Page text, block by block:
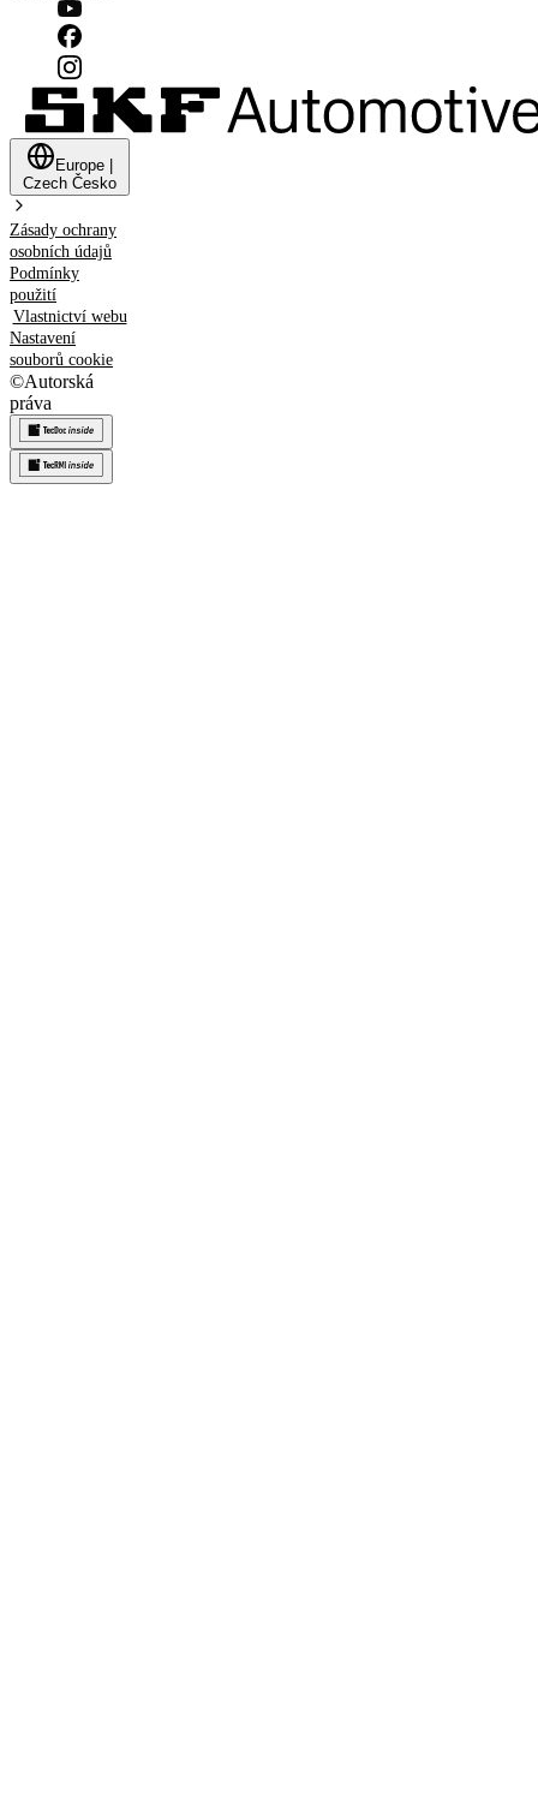
Europe
Czech Česko
Zásady ochrany
osobních údajů
Podmínky
použití
Vlastnictví webu
Nastavení
souborů cookie
©Autorská
práva